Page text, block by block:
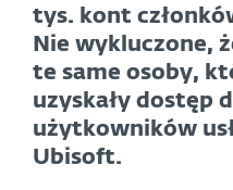
tys. kont
Nie wykluczone,
te same osoby,
uzyskały dostęp
użytkowników
Ubisoft.